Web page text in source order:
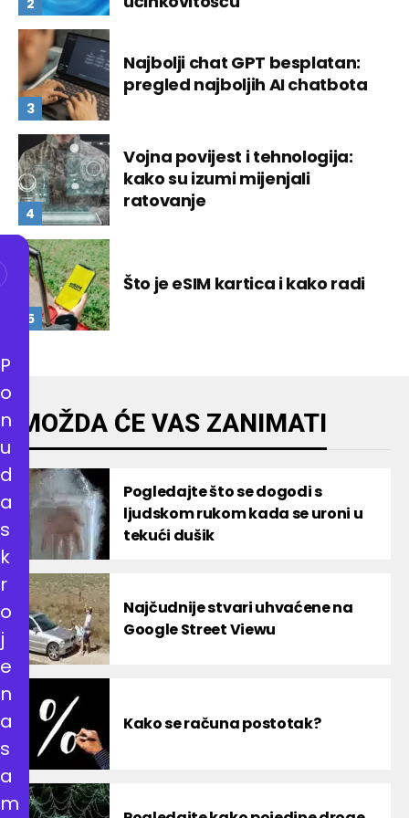
Najbolji chat GPT besplatan:
pregled najboljih AI chatbota
Vojna povijest i tehnologija:
kako su izumi mijenjali
ratovanje
Što je eSIM kartica i kako radi
MOŽDA ĆE VAS ZANIMATI
Pogledajte što se dogodi s
ljudskom rukom kada se uroni u
tekući dušik
Najčudnije stvari uhvaćene na
Google Street Viewu
Kako se računa postotak?
P
o
n
u
d
a
s
k
r
o
j
e
n
a
s
a
m